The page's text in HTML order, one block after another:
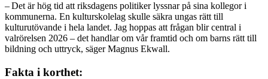
– Det är hög tid att riksdagens politiker lyssnar på sina kollegor i
kommunerna. En kulturskolelag skulle säkra ungas rätt till
kulturutövande i hela landet. Jag hoppas att frågan blir central i
valrörelsen 2026 – det handlar om vår framtid och om barns rätt till
bildning och uttryck, säger Magnus Ekwall.
Fakta i korthet: